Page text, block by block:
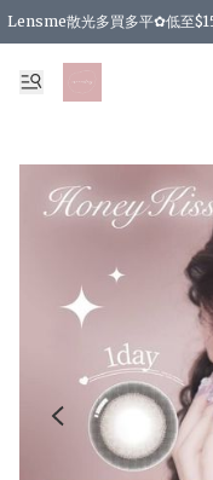
Lensme散光多買多平✿低至
台灣Karacon⁩✧日拋 特價清貨❁⃘
日本韓國多款日/月拋現貨☼ 特
🇰🇷韓國多款月拋現貨 特價兩
精選商品，任選買2件或以上9
精選商品，任選買2件HKD
精選商品，任選買2件HKD
精選商品，任選買2件HKD
精選商品，任選買2件HKD
精選商品，任選買2件或以上減
精選商品，任選買2件或以上減
精選商品，任選買2件或以上
精選商品，任選買12件或以上87
精選商品，任選買2件或以
精選商品，任選買2件或以上
購物滿 HKD 800.00即享免運